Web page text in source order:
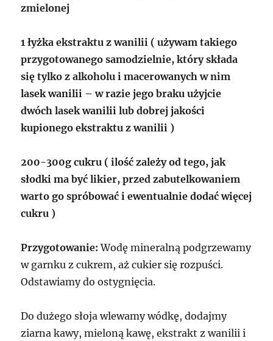
zmielonej
1 łyżka ekstraktu z wanilii ( używam takiego
przygotowanego samodzielnie, który składa
się tylko z alkoholu i macerowanych w nim
lasek wanilii – w razie jego braku użyjcie
dwóch lasek wanilii lub dobrej jakości
kupionego ekstraktu z wanilii )
200-300g cukru ( ilość zależy od tego, jak
słodki ma być likier, przed zabutelkowaniem
warto go spróbować i ewentualnie dodać więcej
cukru )
Przygotowanie:Wodę mineralną podgrzewamy
w garnku z cukrem, aż cukier się rozpuści.
Odstawiamy do ostygnięcia.
Do dużego słoja wlewamy wódkę, dodajmy
ziarna kawy, mieloną kawę, ekstrakt z wanilii i